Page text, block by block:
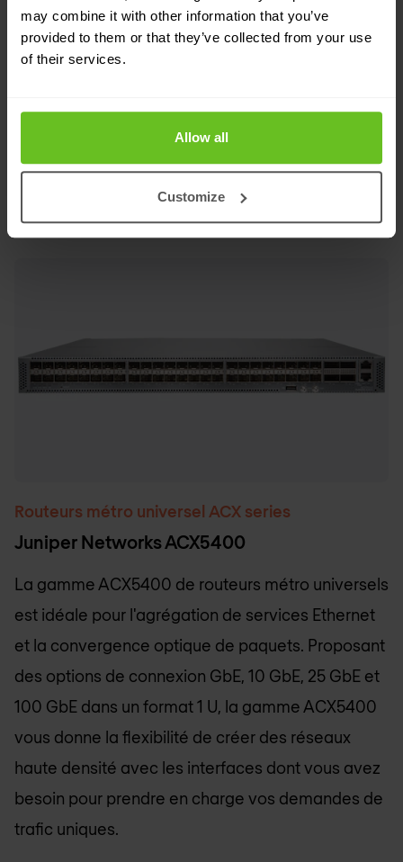
may combine it with other information that you’ve
provided to them or that they’ve collected from your use
of their services.
Allow all
Customize
Routeur d'agrégation métro à densité de ports
élevée et hautes performances, prenant en
réseau (UNI) métro GbE vers 10 GbE.
Routeurs métro universel ACX series
Juniper Networks ACX5400
La gamme ACX5400 de routeurs métro universels
est idéale pour l'agrégation de services Ethernet
et la convergence optique de paquets. Proposant
des options de connexion GbE, 10 GbE, 25 GbE et
100 GbE dans un format 1 U, la gamme ACX5400
vous donne la flexibilité de créer des réseaux
haute densité avec les interfaces dont vous avez
besoin pour prendre en charge vos demandes de
trafic uniques.